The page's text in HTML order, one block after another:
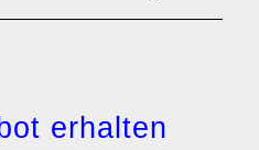
erhalten